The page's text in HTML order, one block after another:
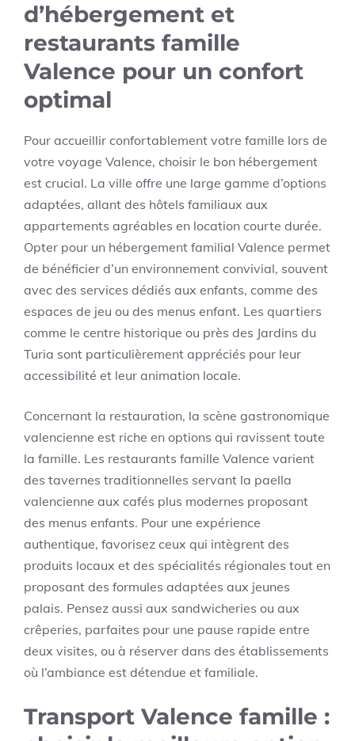
d’hébergement et
restaurants famille
Valence pour un confort
optimal
Pour accueillir confortablement votre famille lors de
votre voyage Valence, choisir le bon hébergement
est crucial. La ville offre une large gamme d’options
adaptées, allant des hôtels familiaux aux
appartements agréables en location courte durée.
Opter pour un hébergement familial Valence permet
de bénéficier d’un environnement convivial, souvent
avec des services dédiés aux enfants, comme des
espaces de jeu ou des menus enfant. Les quartiers
comme le centre historique ou près des Jardins du
Turia sont particulièrement appréciés pour leur
accessibilité et leur animation locale.
Concernant la restauration, la scène gastronomique
valencienne est riche en options qui ravissent toute
la famille. Les restaurants famille Valence varient
des tavernes traditionnelles servant la paella
valencienne aux cafés plus modernes proposant
des menus enfants. Pour une expérience
authentique, favorisez ceux qui intègrent des
produits locaux et des spécialités régionales tout en
proposant des formules adaptées aux jeunes
palais. Pensez aussi aux sandwicheries ou aux
crêperies, parfaites pour une pause rapide entre
deux visites, ou à réserver dans des établissements
où l’ambiance est détendue et familiale.
Transport Valence famille :